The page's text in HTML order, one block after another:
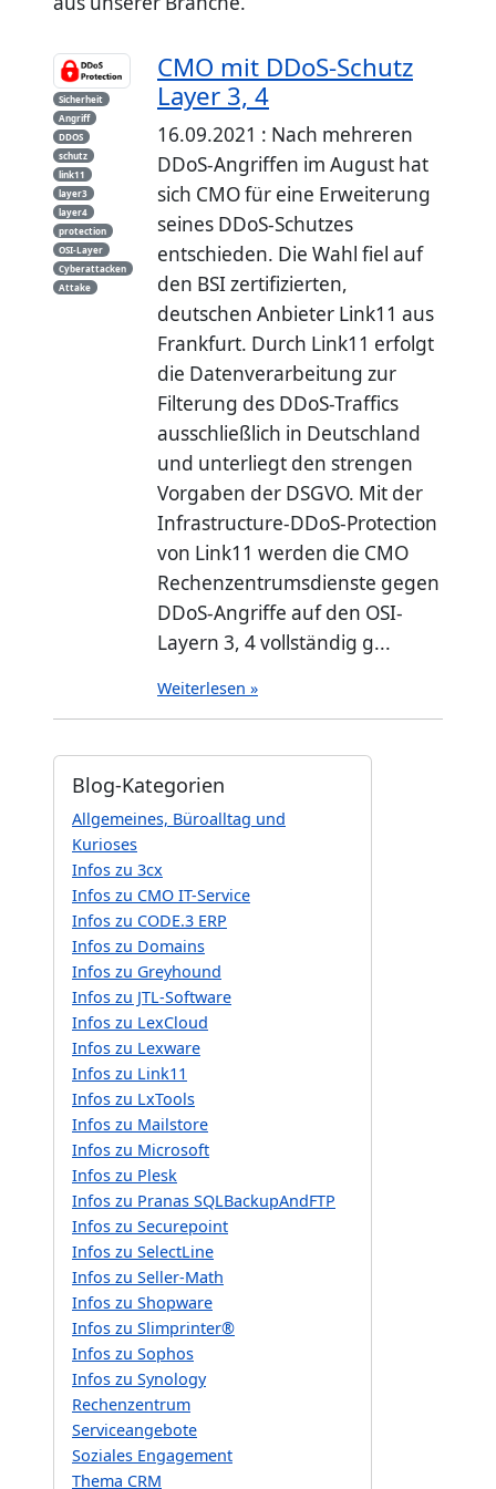
Sicherheit
Angriff
DDOS
schutz
link11
layer3
layer4
protection
OSI-Layer
Cyberattacken
Attake
CMO mit DDoS-Schutz
Layer 3, 4
16.09.2021 : Nach mehreren
DDoS-Angriffen im August hat
sich CMO für eine Erweiterung
seines DDoS-Schutzes
entschieden. Die Wahl fiel auf
den BSI zertifizierten,
deutschen Anbieter Link11 aus
Frankfurt. Durch Link11 erfolgt
die Datenverarbeitung zur
Filterung des DDoS-Traffics
ausschließlich in Deutschland
und unterliegt den strengen
Vorgaben der DSGVO. Mit der
Infrastructure-DDoS-Protection
von Link11 werden die CMO
Rechenzentrumsdienste gegen
DDoS-Angriffe auf den OSI-
Layern 3, 4 vollständig g...
Weiterlesen »
Blog-Kategorien
Allgemeines, Büroalltag und
Kurioses
Infos zu 3cx
Infos zu CMO IT-Service
Infos zu CODE.3 ERP
Infos zu Domains
Infos zu Greyhound
Infos zu JTL-Software
Infos zu LexCloud
Infos zu Lexware
Infos zu Link11
Infos zu LxTools
Infos zu Mailstore
Infos zu Microsoft
Infos zu Plesk
Infos zu Pranas SQLBackupAndFTP
Infos zu Securepoint
Infos zu SelectLine
Infos zu Seller-Math
Infos zu Shopware
Infos zu Slimprinter®
Infos zu Sophos
Infos zu Synology
Rechenzentrum
Serviceangebote
Soziales Engagement
Thema CRM